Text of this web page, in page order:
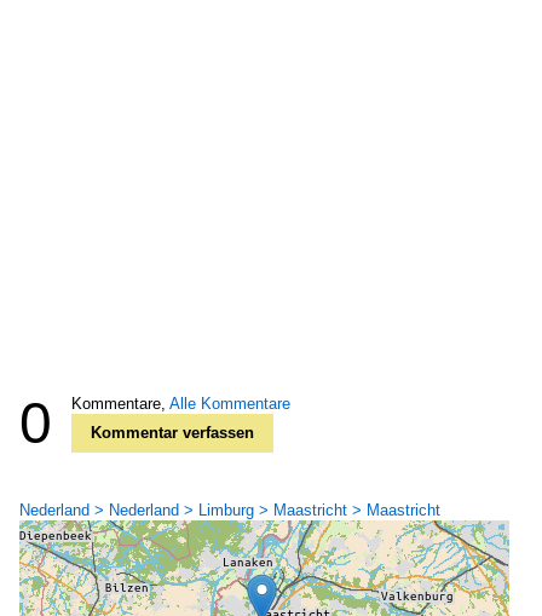
0 Kommentare, Alle Kommentare
Kommentar verfassen
Nederland > Nederland > Limburg > Maastricht > Maastricht